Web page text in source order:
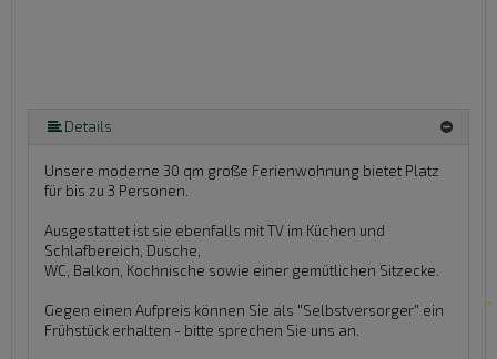
Details
Unsere moderne 30 qm große Ferienwohnung bietet Platz
für bis zu 3 Personen.
Ausgestattet ist sie ebenfalls mit TV im Küchen und
Schlafbereich, Dusche,
WC, Balkon, Kochnische sowie einer gemütlichen Sitzecke.
Gegen einen Aufpreis können Sie als "Selbstversorger" ein
Frühstück erhalten - bitte sprechen Sie uns an.